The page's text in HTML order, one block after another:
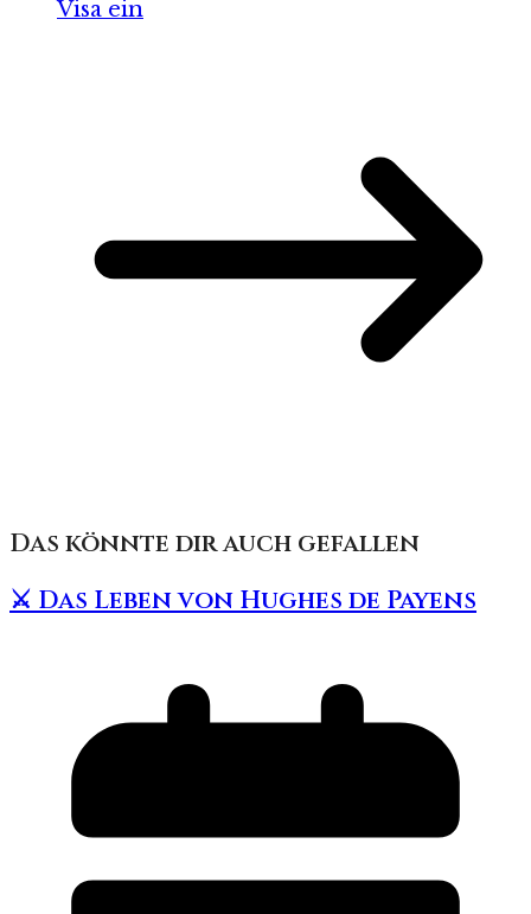
Visa ein
Das könnte dir auch gefallen
⚔️ Das Leben von Hughes de Payens